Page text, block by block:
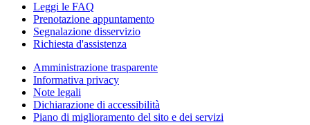
Leggi le FAQ
Prenotazione appuntamento
Segnalazione disservizio
Richiesta d'assistenza
Amministrazione trasparente
Informativa privacy
Note legali
Dichiarazione di accessibilità
Piano di miglioramento del sito e dei servizi